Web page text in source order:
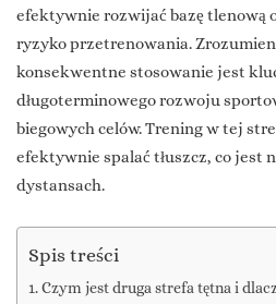
efektywnie rozwijać bazę tlenową
ryzyko przetrenowania.
konsekwentne stosowanie jest
długoterminowego rozwoju
biegowych celów. Trening w tej
efektywnie spalać tłuszcz, co jest
dystansach.
Spis treści
Czym jest druga strefa tętna i